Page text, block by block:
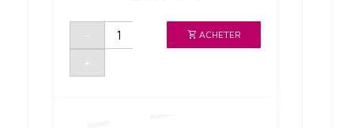
-
quantité
THON
L'HUILE
+
ACHETER